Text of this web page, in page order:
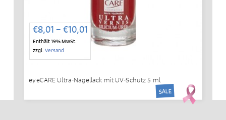
€8,01 – €10,01Preisspanne:
€8,01
bis
Enthält 19% MwSt.
zzgl. Versand
eyeCARE Ultra-Nagellack mit UV-Schutz 5 ml
SALE